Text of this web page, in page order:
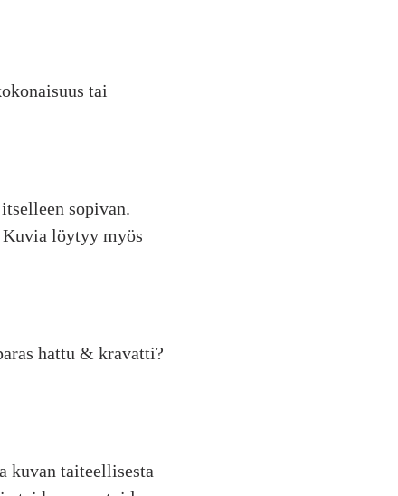
tai
sopivan.
löytyy myös
hattu & kravatti?
kuvan taiteellisesta